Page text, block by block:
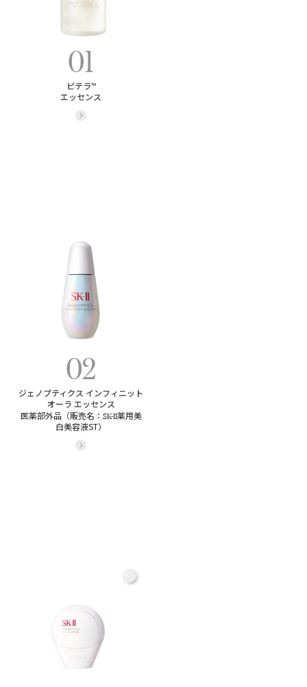
01
ピテラTM
エッセンス
詳細をみる
02
ジェノプティクス インフィニット
オーラ エッセンス
医薬部外品（販売名： SK-II薬用美
白美容液ST）
詳細をみる